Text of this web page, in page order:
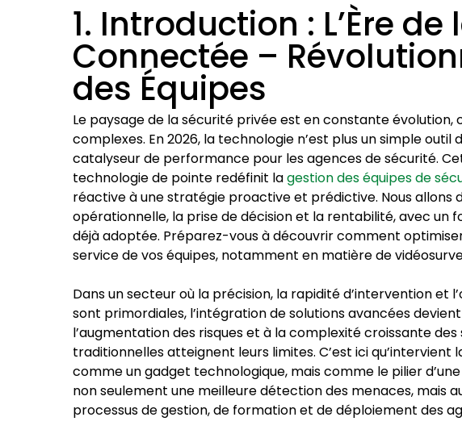
1. Introduction : L’Ère
Connectée –
des Équipes
Le paysage de la sécurité privée est en constante évolution,
complexes. En 2026, la technologie n’est plus un simple
catalyseur de performance pour les agences de sécurité.
technologie de pointe redéfinit lagestion des équipes de
réactive à une stratégie proactive et prédictive. Nous allons
opérationnelle, la prise de décision et la rentabilité, avec un
déjà adoptée. Préparez-vous à découvrir comment
service de vos équipes, notamment en matière de
Dans un secteur où la précision, la rapidité d’intervention et
sont primordiales, l’intégration de solutions avancées
l’augmentation des risques et à la complexité croissante
traditionnelles atteignent leurs limites. C’est ici qu’intervient
comme un gadget technologique, mais comme le pilier
non seulement une meilleure détection des menaces, mais
processus de gestion, de formation et de déploiement des